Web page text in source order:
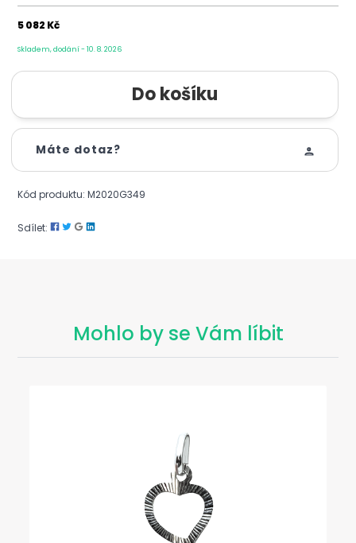
5 082 Kč
Skladem, dodání - 10. 8. 2026
Máte dotaz?
Kód produktu: M2020G349
Sdílet:
Mohlo by se Vám líbit